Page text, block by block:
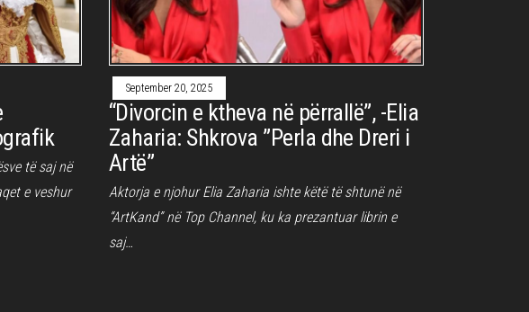
të saj në
e veshur
September 20, 2025
“Divorcin e ktheva në përrallë”, -Elia
Zaharia: Shkrova ”Perla dhe Dreri i
Artë”
Aktorja e njohur Elia Zaharia ishte këtë të shtunë në
“ArtKand” në Top Channel, ku ka prezantuar librin e
saj…